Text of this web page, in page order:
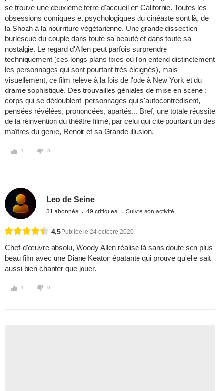
se trouve une deuxième terre d'accueil en Californie. Toutes les
obsessions comiques et psychologiques du cinéaste sont là, de
la Shoah à la nourriture végétarienne. Une grande dissection
burlesque du couple dans toute sa beauté et dans toute sa
nostalgie. Le regard d'Allen peut parfois surprendre
techniquement (ces longs plans fixes où l'on entend distinctement
les personnages qui sont pourtant très éloignés), mais
visuellement, ce film relève à la fois de l'ode à New York et du
drame sophistiqué. Des trouvailles géniales de mise en scène :
corps qui se dédoublent, personnages qui s'autocontredisent,
pensées révélées, prononcées, apartés... Bref, une totale réussite
de la réinvention du théâtre filmé, par celui qui cite pourtant un des
maîtres du genre, Renoir et sa Grande illusion.
1 0
Leo de Seine
31 abonnés 49 critiques Suivre son activité
4,5 Publiée le 24 octobre 2020
Chef-d'œuvre absolu, Woody Allen réalise là sans doute son plus
beau film avec une Diane Keaton épatante qui prouve qu'elle sait
aussi bien chanter que jouer.
1 0